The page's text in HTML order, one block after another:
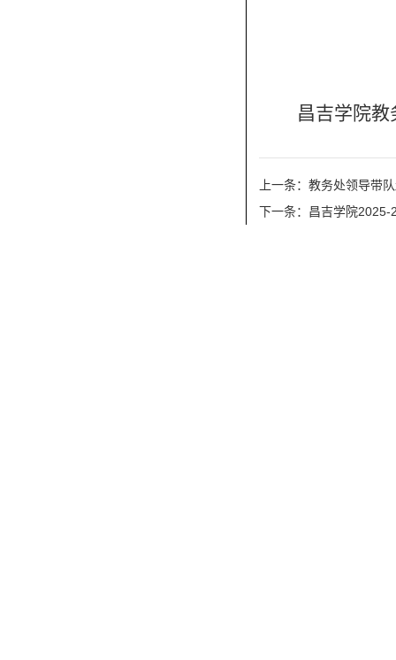
昌吉学院
上一条：教务处领导带
下一条：昌吉学院2025-